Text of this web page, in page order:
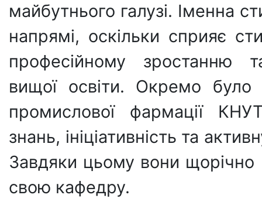
майбутнього галузі. Іменна
напрямі, оскільки сприяє
професійному зростанню
вищої освіти. Окремо
промислової фармації
знань, ініціативність та
Завдяки цьому вони щорічно
свою кафедру.